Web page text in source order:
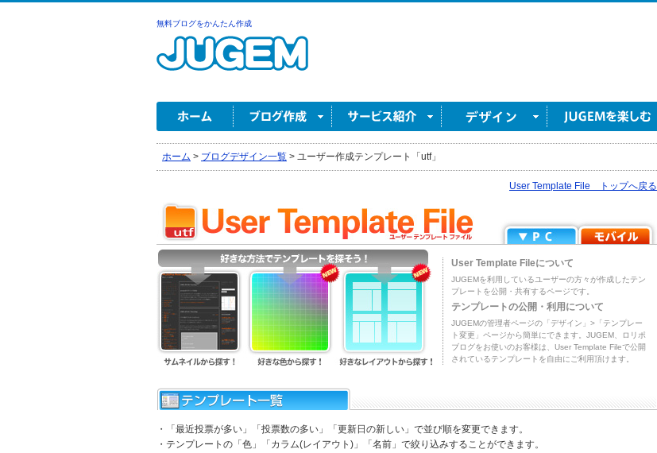
無料ブログをかんたん作成
ホーム > ブログデザイン一覧 > ユーザー作成テンプレート「utf」
User Template File トップへ戻る
User Template Fileについて
JUGEMを利用しているユーザーの方々が作成したテン
プレートを公開・共有するページです。
テンプレートの公開・利用について
JUGEMの管理者ページの「デザイン」>「テンプレー
ト変更」ページから簡単にできます。JUGEM、ロリポ
ブログをお使いのお客様は、User Template Fileで公開
されているテンプレートを自由にご利用頂けます。
・「最近投票が多い」「投票数の多い」「更新日の新しい」で並び順を変更できます。
・テンプレートの「色」「カラム(レイアウト)」「名前」で絞り込みすることができます。